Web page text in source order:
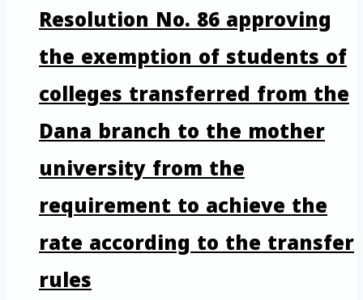
Resolution No. 86 approving
the exemption of students of
colleges transferred from the
Dana branch to the mother
university from the
requirement to achieve the
rate according to the transfer
rules